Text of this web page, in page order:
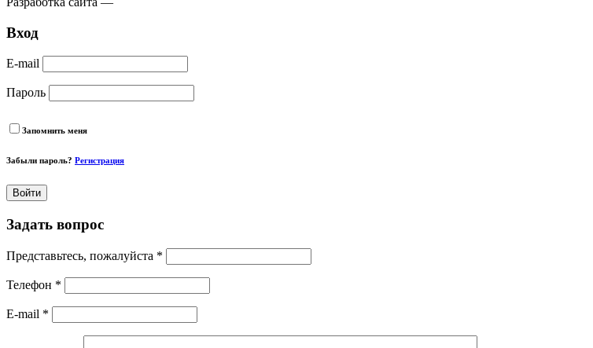
Вход
E-mail
Пароль
Запомнить меня
Забыли пароль? Регистрация
Войти
Задать вопрос
Представьтесь, пожалуйста *
Телефон *
E-mail *